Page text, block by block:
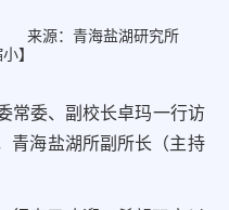
来源：青海盐湖研究所
小】
常委、副校长卓玛一行访
青海盐湖所副所长（主持